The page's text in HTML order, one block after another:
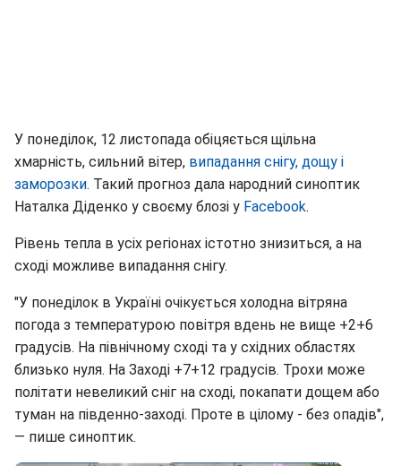
У понеділок, 12 листопада обіцяється щільна
хмарність, сильний вітер, випадання снігу, дощу і
заморозки. Такий прогноз дала народний синоптик
Наталка Діденко у своєму блозі у Facebook.
Рівень тепла в усіх регіонах істотно знизиться, а на
сході можливе випадання снігу.
"У понеділок в Україні очікується холодна вітряна
погода з температурою повітря вдень не вище +2+6
градусів. На північному сході та у східних областях
близько нуля. На Заході +7+12 градусів. Трохи може
політати невеликий сніг на сході, покапати дощем або
туман на південно-заході. Проте в цілому - без опадів",
— пише синоптик.